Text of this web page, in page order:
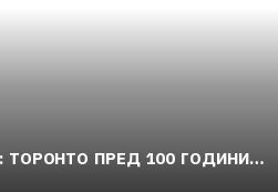
ПРЕД 100 ГОДИНИ…